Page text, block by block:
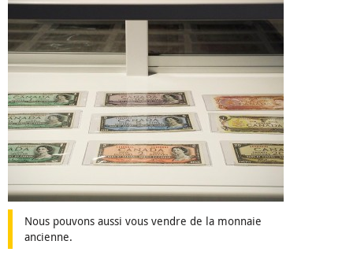
Nous pouvons aussi vous vendre de la monnaie
ancienne.